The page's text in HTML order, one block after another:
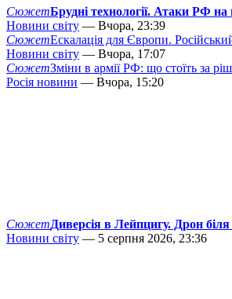
СюжетБрудні технології. Атаки РФ
Новини світу — Вчора, 23:39
СюжетЕскалація для Європи.
Новини світу — Вчора, 17:07
СюжетЗміни в армії РФ: що стоїть за
Росія новини — Вчора, 15:20
СюжетДиверсія в Лейпцигу. Дрон біля
Новини світу — 5 серпня 2026, 23:36